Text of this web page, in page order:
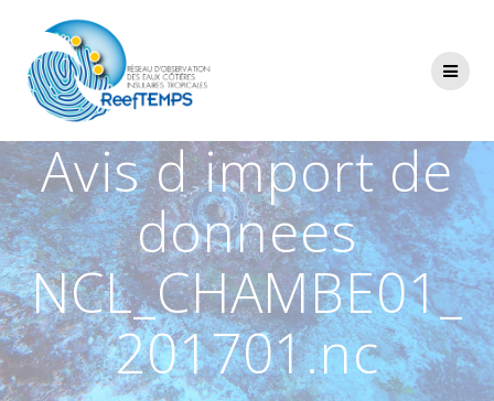
Avis d import de
donnees
NCL_CHAMBE01_
201701.nc